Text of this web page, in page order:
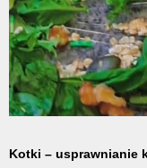
Kotki – usprawnianie